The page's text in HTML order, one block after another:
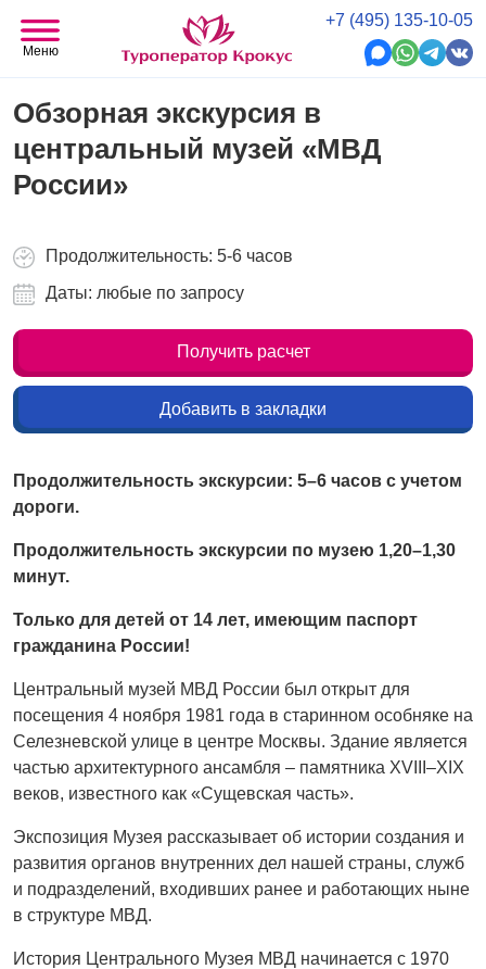
+7 (495) 135-10-05
Меню
Обзорная экскурсия в
центральный музей «МВД
России»
Продолжительность: 5-6 часов
Даты: любые по запросу
Получить расчет
Добавить в закладки
Продолжительность экскурсии: 5–6 часов с учетом
дороги.
Продолжительность экскурсии по музею 1,20–1,30
минут.
Только для детей от 14 лет, имеющим паспорт
гражданина России!
Центральный музей МВД России был открыт для
посещения 4 ноября 1981 года в старинном особняке на
Селезневской улице в центре Москвы. Здание является
частью архитектурного ансамбля – памятника XVIII–XIX
веков, известного как «Сущевская часть».
Экспозиция Музея рассказывает об истории создания и
развития органов внутренних дел нашей страны, служб
и подразделений, входивших ранее и работающих ныне
в структуре МВД.
История Центрального Музея МВД начинается с 1970